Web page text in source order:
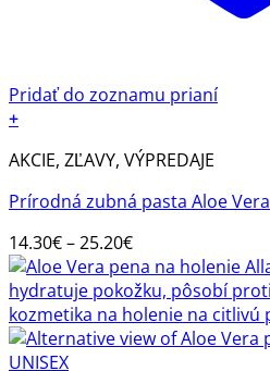
Pridať do zoznamu prianí
+
produkt
má
viacero
variantov.
Možnosti
si
môžete
vybrať
na
AKCIE, ZĽAVY, VÝPREDAJE
Prírodná zubná pasta Aloe Vera
14.30€–25.20€Price
range:
14.30€
through
25.20€